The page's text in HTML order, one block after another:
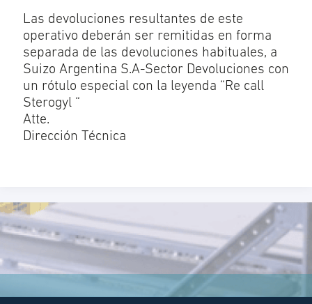
Las devoluciones resultantes de este
operativo deberán ser remitidas en forma
separada de las devoluciones habituales, a
Suizo Argentina S.A-Sector Devoluciones con
un rótulo especial con la leyenda “Re call
Sterogyl “
Atte.
Dirección Técnica